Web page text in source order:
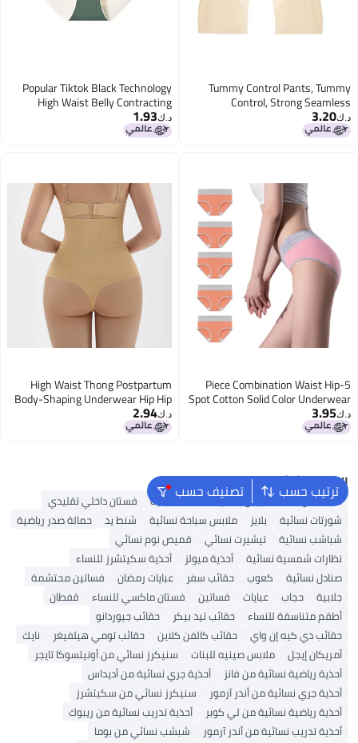
Tummy Control Pants, Tummy
Control, Strong Seamless
Waistband, Buttocks Lift, High
Waist, Buttocks Tightening, Crotch
د.ك‏3.20
Popular Tiktok Black Technology
High Waist Belly Contracting
Underwear Hip Lifting Waist
Slimming Body Shaping Pants
د.ك‏1.93
5-Piece Combination Waist Hip
Spot Cotton Solid Color Underwear
Ladies Plus Large Size
د.ك‏3.95
High Waist Thong Postpartum
Body-Shaping Underwear Hip Hip
Leakage Hip Tight Briefs T-Back
د.ك‏2.94
ترتيب حسب تصنيف حسب البحث الشائع
شنط ألدو شنط جيس نسائية شنط نسائية
فستان داخلي تقليدي
شورتات نسائية
بلايز ملابس سباحة نسائية شنط يد
حمالة صدر رياضية
شباشب نسائية
تيشيرت نسائي
قميص نوم نسائي
نظارات شمسية نسائية
أحذية ميولز
أحذية سكيتشرز للنساء
صنادل نسائية
كعوب حقائب سفر عبايات رمضان
فساتين محتشمة
جلابية
حجاب عبايات فساتين فستان ماكسي للنساء
قفطان
أطقم متناسقة للنساء
حقائب تيد بيكر
حقائب جيوردانو
حقائب دي كيه إن واي
حقائب كالفن كلاين حقائب تومي هيلفيغر
نايك
أمريكان إيجل
ملابس صينيه للبنات
سنيكرز نسائي من أونيتسوكا تايجر
أحذية رياضية نسائية من فانز
أحذية جري نسائية من أديداس
أحذية جري نسائية من أندر آرمور
سنيكرز نسائي من سكيتشرز
أحذية رياضية نسائية من لي كوبر
أحذية تدريب نسائية من ريبوك
أحذية تدريب نسائية من أندر آرمور
شبشب نسائي من بوما